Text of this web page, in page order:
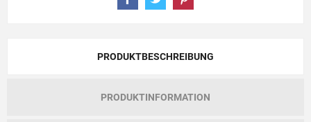
PRODUKTBESCHREIBUNG
PRODUKTINFORMATION